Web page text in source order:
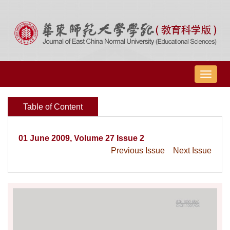
导
航
Table of Content
01 June 2009, Volume 27 Issue 2
Previous Issue
Next Issue